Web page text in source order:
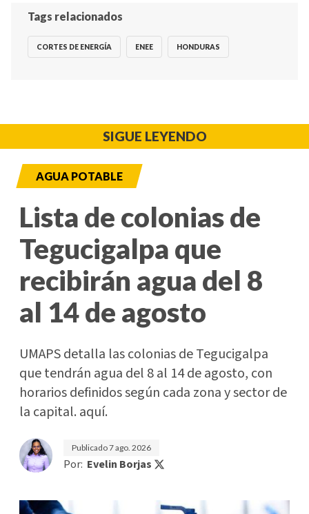
Tags relacionados
CORTES DE ENERGÍA ENEE HONDURAS
SIGUE LEYENDO
AGUA POTABLE
Lista de colonias de
Tegucigalpa que
recibirán agua del 8
al 14 de agosto
UMAPS detalla las colonias de Tegucigalpa
que tendrán agua del 8 al 14 de agosto, con
horarios definidos según cada zona y sector de
la capital. aquí.
Publicado7 ago. 2026
Por: Evelin Borjas